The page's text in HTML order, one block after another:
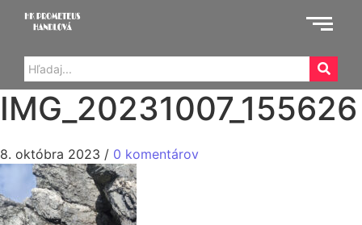
IMG_20231007_155626
8. októbra 2023 / 0 komentárov